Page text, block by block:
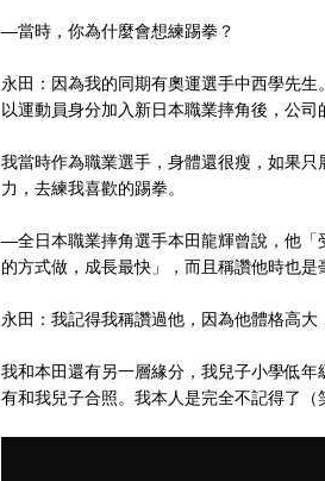
―當時，你為什麼會想練踢拳？
永田：因為我的同期有奧運選手中西學先
以運動員身分加入新日本職業摔角後，公司
我當時作為職業選手，身體還很瘦，如果
力，去練我喜歡的踢拳。
―全日本職業摔角選手本田龍輝曾說，他「
的方式做，成長最快」，而且稱讚他時也是
永田：我記得我稱讚過他，因為他體格高大
我和本田還有另一層緣分，我兒子小學低
有和我兒子合照。我本人是完全不記得了（